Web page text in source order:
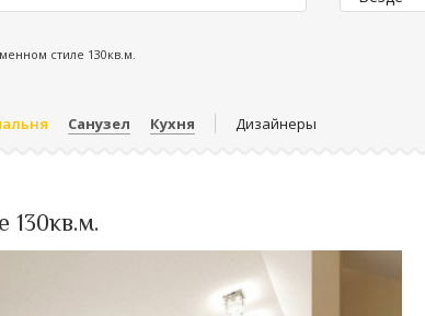
стиле 130кв.м.
Санузел Кухня Дизайнеры
130кв.м.